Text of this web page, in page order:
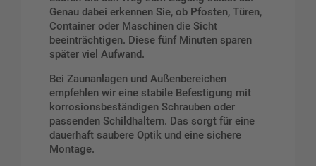
Genau dabei erkennen Sie, ob Pfosten, Türen,
Container oder Maschinen die Sicht
beeinträchtigen. Diese fünf Minuten sparen
später viel Aufwand.
Bei Zaunanlagen und Außenbereichen
empfehlen wir eine stabile Befestigung mit
korrosionsbeständigen Schrauben oder
passenden Schildhaltern. Das sorgt für eine
dauerhaft saubere Optik und eine sichere
Montage.